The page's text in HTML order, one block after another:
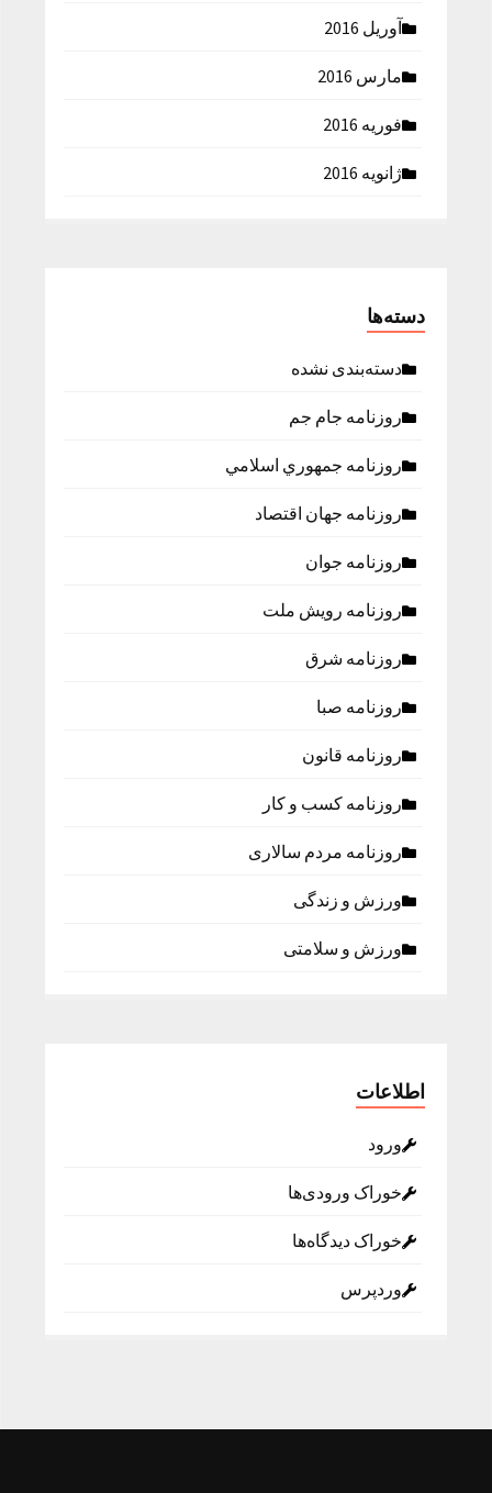
آوریل 2016
مارس 2016
فوریه 2016
ژانویه 2016
دسته‌ها
دسته‌بندی نشده
روزنامه جام جم
روزنامه جمهوري اسلامي
روزنامه جهان اقتصاد
روزنامه جوان
روزنامه رویش ملت
روزنامه شرق
روزنامه صبا
روزنامه قانون
روزنامه كسب و كار
روزنامه مردم سالاری
ورزش و زندگی
ورزش و سلامتی
اطلاعات
ورود
خوراک ورودی‌ها
خوراک دیدگاه‌ها
وردپرس